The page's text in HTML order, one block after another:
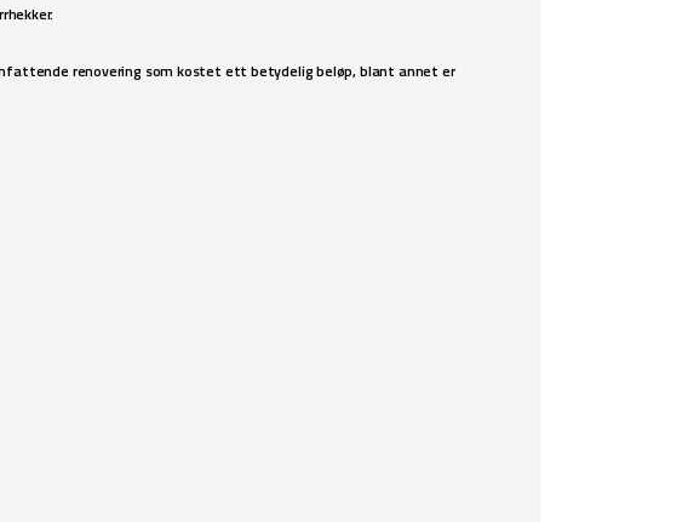
renovering som kostet ett betydelig beløp, blant annet er